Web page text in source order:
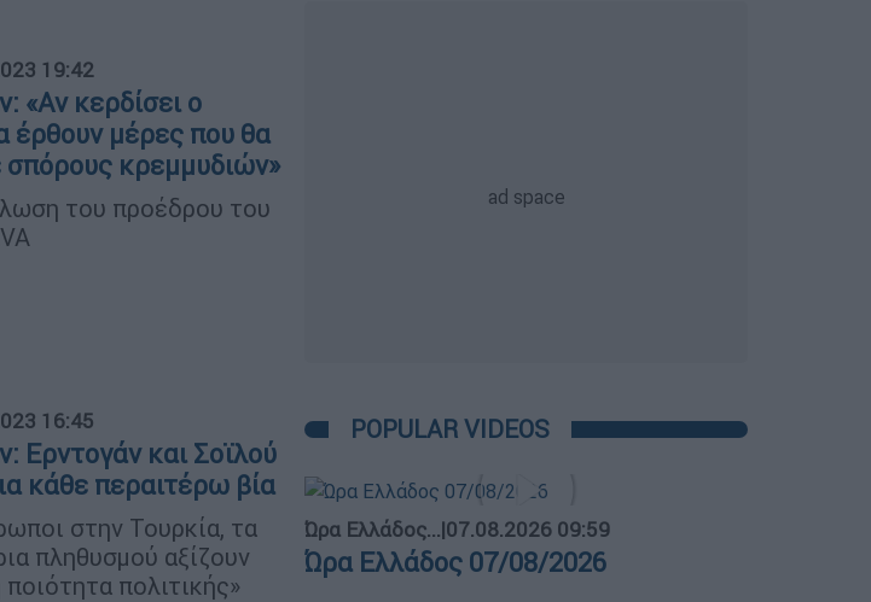
19:42
«Αν κερδίσει ο
έρθουν μέρες που θα
κρεμμυδιών»
του προέδρου του
16:45
Ερντογάν και Σοϊλού
κάθε περαιτέρω βία
στην Τουρκία, τα
πληθυσμού αξίζουν
πολιτικής»
POPULAR VIDEOS
Ώρα Ελλάδος...|07.08.2026 09:59
Ώρα Ελλάδος 07/08/2026